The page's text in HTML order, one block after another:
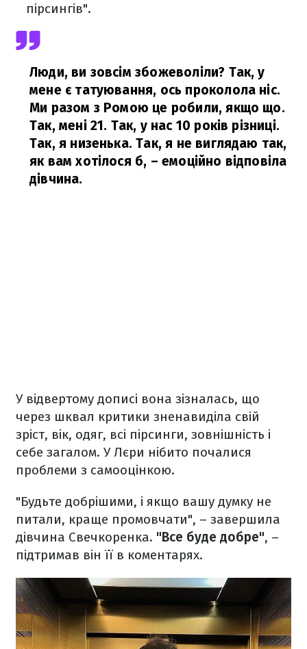
пірсингів".
Люди, ви зовсім збожеволіли? Так, у
мене є татуювання, ось проколола ніс.
Ми разом з Ромою це робили, якщо що.
Так, мені 21. Так, у нас 10 років різниці.
Так, я низенька. Так, я не виглядаю так,
як вам хотілося б, – емоційно відповіла
дівчина.
У відвертому дописі вона зізналась, що
через шквал критики зненавиділа свій
зріст, вік, одяг, всі пірсинги, зовнішність і
себе загалом. У Лєри нібито почалися
проблеми з самооцінкою.
"Будьте добрішими, і якщо вашу думку не
питали, краще промовчати", – завершила
дівчина Свечкоренка. "Все буде добре", –
підтримав він її в коментарях.